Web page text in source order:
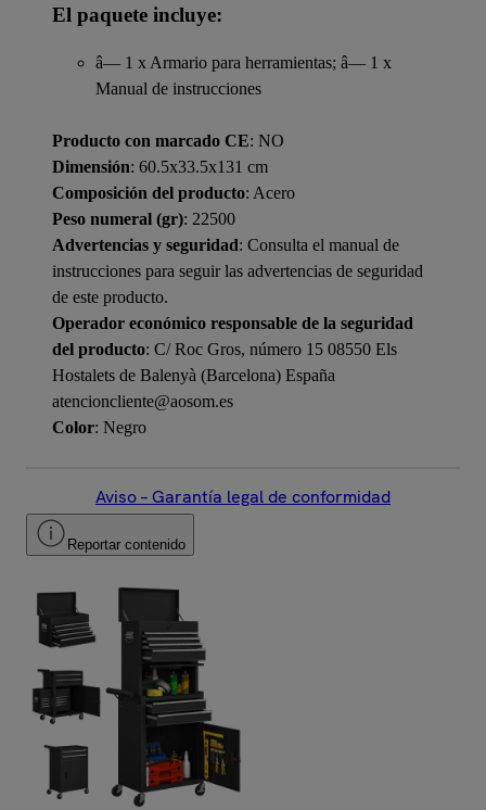
El paquete incluye:
â— 1 x Armario para herramientas; â— 1 x
Manual de instrucciones
Producto con marcado CE: NO
Dimensión: 60.5x33.5x131 cm
Composición del producto: Acero
Peso numeral (gr): 22500
Advertencias y seguridad: Consulta el manual de
instrucciones para seguir las advertencias de seguridad
de este producto.
Operador económico responsable de la seguridad
del producto: C/ Roc Gros, número 15 08550 Els
Hostalets de Balenyà (Barcelona) España
atencioncliente@aosom.es
Color: Negro
Aviso – Garantía legal de conformidad
Reportar contenido